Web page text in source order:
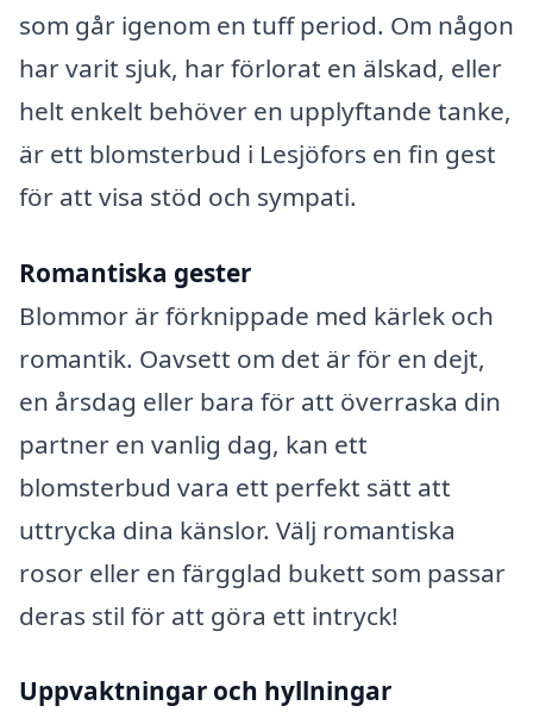
som går igenom en tuff period. Om någon
har varit sjuk, har förlorat en älskad, eller
helt enkelt behöver en upplyftande tanke,
är ett blomsterbud i Lesjöfors en fin gest
för att visa stöd och sympati.
Romantiska gester
Blommor är förknippade med kärlek och
romantik. Oavsett om det är för en dejt,
en årsdag eller bara för att överraska din
partner en vanlig dag, kan ett
blomsterbud vara ett perfekt sätt att
uttrycka dina känslor. Välj romantiska
rosor eller en färgglad bukett som passar
deras stil för att göra ett intryck!
Uppvaktningar och hyllningar